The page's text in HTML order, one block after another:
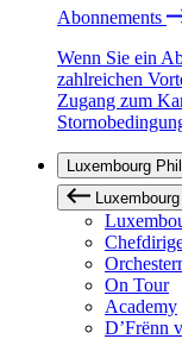
Abonnements
Wenn Sie ein
zahlreichen
Zugang zum
Luxembourg
On Tour
Academy
D’Frënn